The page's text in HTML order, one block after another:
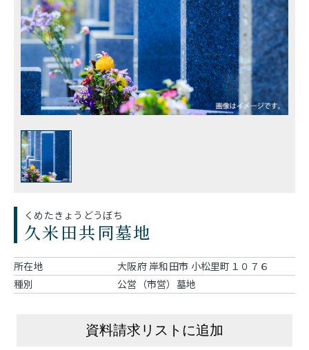
くめたきょうどうぼち
久米田共同墓地
所在地
大阪府 岸和田市 小松里町１０７６
種別
公営（市営）墓地
資料請求リストに追加